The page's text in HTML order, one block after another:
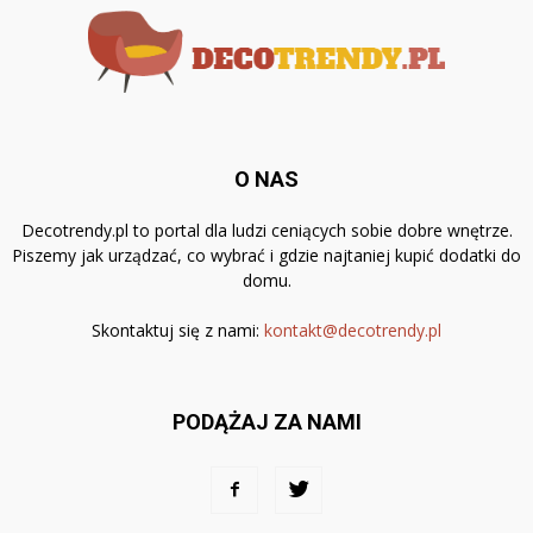
O NAS
Decotrendy.pl to portal dla ludzi ceniących sobie dobre wnętrze.
Piszemy jak urządzać, co wybrać i gdzie najtaniej kupić dodatki do
domu.
Skontaktuj się z nami: kontakt@decotrendy.pl
PODĄŻAJ ZA NAMI